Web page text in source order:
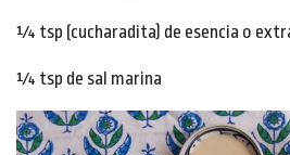
¼ tsp (cucharadita) de esencia o
¼ tsp de sal marina